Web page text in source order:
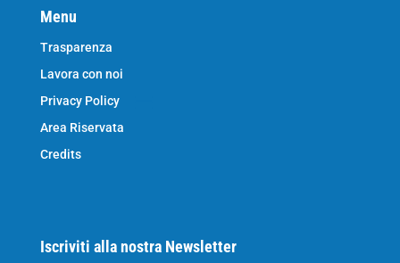
Menu
Trasparenza
Lavora con noi
Privacy Policy
Area Riservata
Credits
Iscriviti alla nostra Newsletter